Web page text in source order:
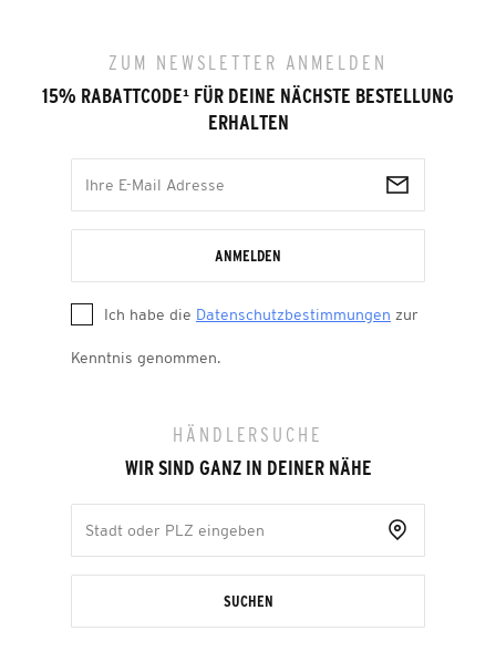
ZUM NEWSLETTER ANMELDEN
15% RABATTCODE¹ FÜR DEINE NÄCHSTE BESTELLUNG
ERHALTEN
ANMELDEN
Ich habe die Datenschutzbestimmungen zur
Kenntnis genommen.
HÄNDLERSUCHE
WIR SIND GANZ IN DEINER NÄHE
SUCHEN